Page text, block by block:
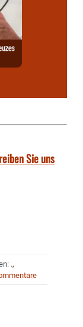
Sie uns
.,